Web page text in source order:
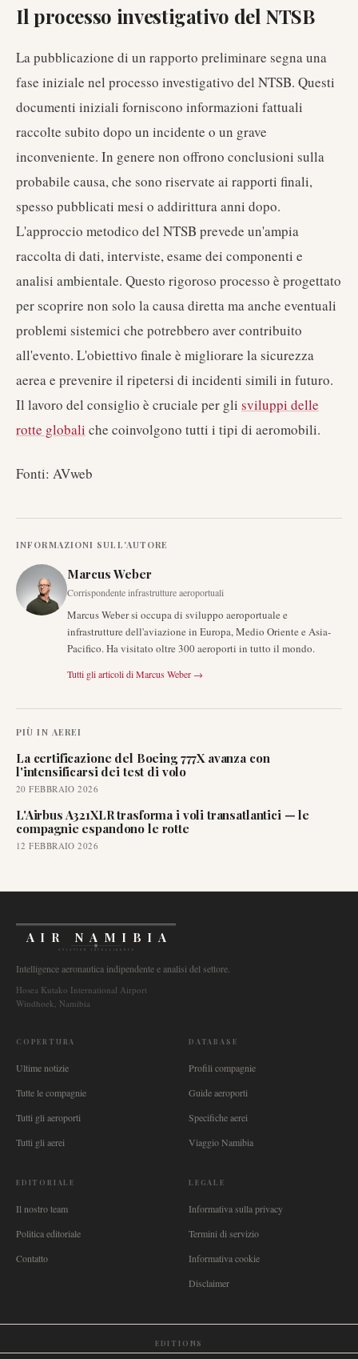
Il processo investigativo del NTSB
La pubblicazione di un rapporto preliminare segna una
fase iniziale nel processo investigativo del NTSB. Questi
documenti iniziali forniscono informazioni fattuali
raccolte subito dopo un incidente o un grave
inconveniente. In genere non offrono conclusioni sulla
probabile causa, che sono riservate ai rapporti finali,
spesso pubblicati mesi o addirittura anni dopo.
L'approccio metodico del NTSB prevede un'ampia
raccolta di dati, interviste, esame dei componenti e
analisi ambientale. Questo rigoroso processo è progettato
per scoprire non solo la causa diretta ma anche eventuali
problemi sistemici che potrebbero aver contribuito
all'evento. L'obiettivo finale è migliorare la sicurezza
aerea e prevenire il ripetersi di incidenti simili in futuro.
Il lavoro del consiglio è cruciale per gli sviluppi delle
rotte globali che coinvolgono tutti i tipi di aeromobili.
Fonti: AVweb
INFORMAZIONI SULL'AUTORE
Marcus Weber
Corrispondente infrastrutture aeroportuali
Marcus Weber si occupa di sviluppo aeroportuale e
infrastrutture dell'aviazione in Europa, Medio Oriente e Asia-
Pacifico. Ha visitato oltre 300 aeroporti in tutto il mondo.
Tutti gli articoli diMarcus Weber →
PIÙ IN AEREI
La certificazione del Boeing 777X avanza con
l'intensificarsi dei test di volo
20 FEBBRAIO 2026
L'Airbus A321XLR trasforma i voli transatlantici — le
compagnie espandono le rotte
12 FEBBRAIO 2026
AIR NAMIBIA
AVIATION INTELLIGENCE
Intelligence aeronautica indipendente e analisi del settore.
Hosea Kutako International Airport
Windhoek, Namibia
COPERTURA
Ultime notizie
Tutte le compagnie
Tutti gli aeroporti
Tutti gli aerei
DATABASE
Profili compagnie
Guide aeroporti
Specifiche aerei
Viaggio Namibia
EDITORIALE
Il nostro team
Politica editoriale
Contatto
LEGALE
Informativa sulla privacy
Termini di servizio
Informativa cookie
Disclaimer
EDITIONS